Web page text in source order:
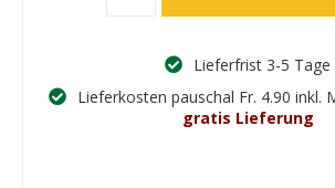
Lieferfrist 3-5 Tage
Lieferkosten pauschal Fr. 4.90 inkl.
gratis Lieferung